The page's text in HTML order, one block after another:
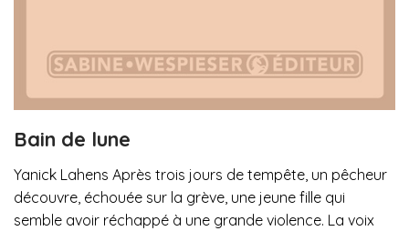
Bain de lune
Yanick Lahens Après trois jours de tempête, un pêcheur
découvre, échouée sur la grève, une jeune fille qui
semble avoir réchappé à une grande violence. La voix